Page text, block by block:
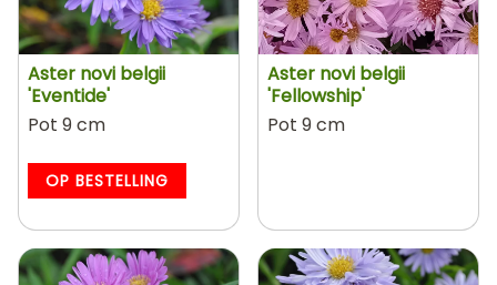
Aster novi belgii
'Eventide'
Pot 9 cm
OP BESTELLING
Aster novi belgii
'Fellowship'
Pot 9 cm